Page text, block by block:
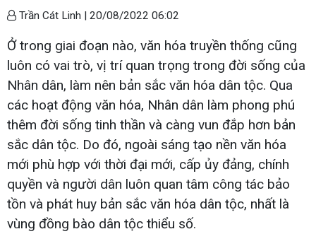
Trần Cát Linh | 20/08/2022 06:02
Ở trong giai đoạn nào, văn hóa truyền thống cũng
luôn có vai trò, vị trí quan trọng trong đời sống của
Nhân dân, làm nên bản sắc văn hóa dân tộc. Qua
các hoạt động văn hóa, Nhân dân làm phong phú
thêm đời sống tinh thần và càng vun đắp hơn bản
sắc dân tộc. Do đó, ngoài sáng tạo nền văn hóa
mới phù hợp với thời đại mới, cấp ủy đảng, chính
quyền và người dân luôn quan tâm công tác bảo
tồn và phát huy bản sắc văn hóa dân tộc, nhất là
vùng đồng bào dân tộc thiểu số.